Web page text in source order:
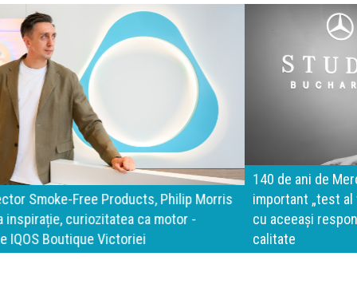
140 de ani de Mercedes-Benz. Ramona Pîrlog: Cel mai
important „test al timpului” este să inovăm constant, dar
cu aceeași responsabilitate față de oameni, siguranță și
calitate